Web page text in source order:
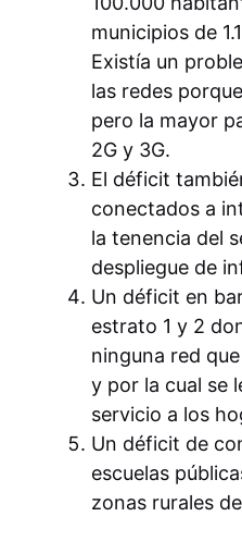
municipios de
Existía un
las redes
pero la mayor
2G y 3G.
El déficit
conectados a
la tenencia del
despliegue de
Un déficit en
estrato 1 y 2
ninguna red
y por la cual se
servicio a los
Un déficit de
escuelas
zonas rurales